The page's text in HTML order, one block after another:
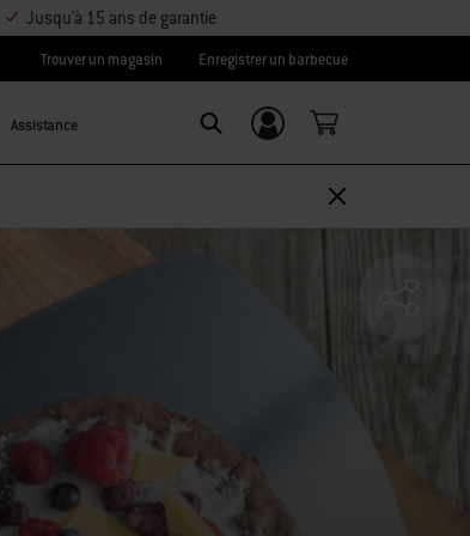
Jusqu'à 15 ans de garantie
Trouver un magasin Enregistrer un barbecue
Assistance
Se connecter/
S’inscrire